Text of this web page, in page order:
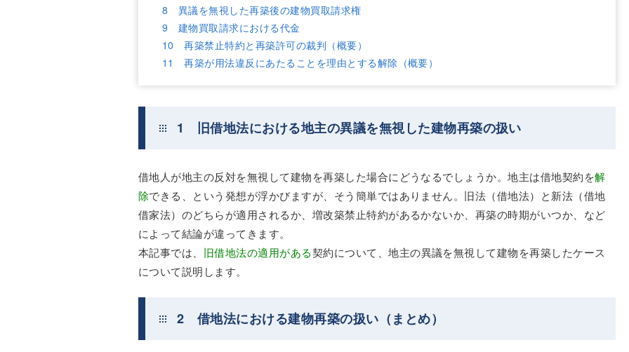
8 異議を無視した再築後の建物買取請求権
9 建物買取請求における代金
10 再築禁止特約と再築許可の裁判（概要）
11 再築が用法違反にあたることを理由とする解除（概要）
1 旧借地法における地主の異議を無視した建物再築の扱い
借地人が地主の反対を無視して建物を再築した場合にどうなるでしょうか。地主は借地契約を解
除できる、という発想が浮かびますが、そう簡単ではありません。旧法（借地法）と新法（借地
借家法）のどちらが適用されるか、増改築禁止特約があるかないか、再築の時期がいつか、など
によって結論が違ってきます。
本記事では、 旧借地法の適用がある契約について、地主の異議を無視して建物を再築したケース
について説明します。
2 借地法における建物再築の扱い（まとめ）